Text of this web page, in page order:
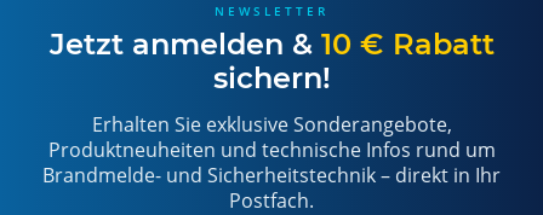
NEWSLETTER
Jetzt anmelden & 10 € Rabatt
sichern!
Erhalten Sie exklusive Sonderangebote,
Produktneuheiten und technische Infos rund um
Brandmelde- und Sicherheitstechnik – direkt in Ihr
Postfach.